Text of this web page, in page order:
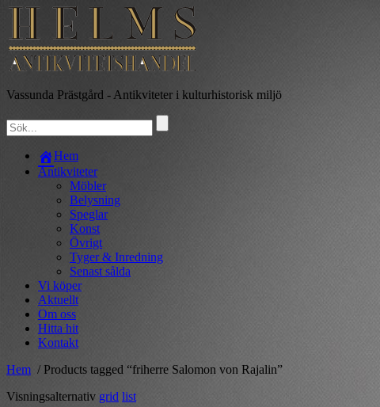
Vassunda Prästgård - Antikviteter i kulturhistorisk miljö
Hem
Antikviteter
Möbler
Belysning
Speglar
Konst
Övrigt
Tyger & Inredning
Senast sålda
Vi köper
Aktuellt
Om oss
Hitta hit
Kontakt
Hem / Products tagged “friherre Salomon von Rajalin”
Visningsalternativ grid list